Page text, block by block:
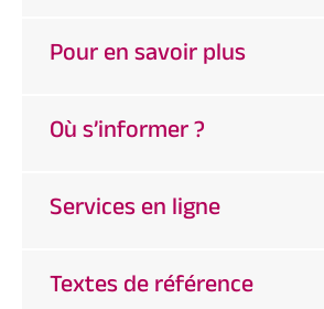
Pour en savoir plus
Où s’informer ?
Services en ligne
Textes de référence